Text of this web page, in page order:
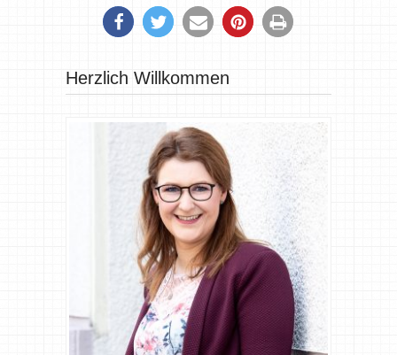
Herzlich Willkommen